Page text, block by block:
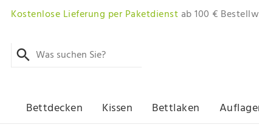
Kostenlose Lieferung per Paketdienstab 100 €
Bettdecken Kissen Bettlaken